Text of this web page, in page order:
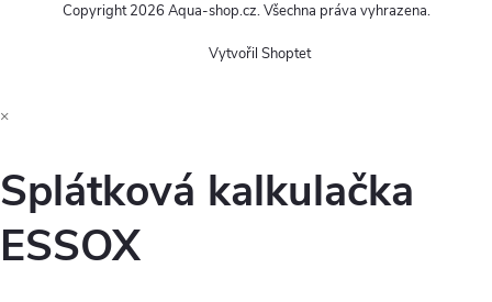
Vytvořil Shoptet
Copyright 2026 Aqua-shop.cz. Všechna práva vyhrazena.
×
Splátková kalkulačka
ESSOX